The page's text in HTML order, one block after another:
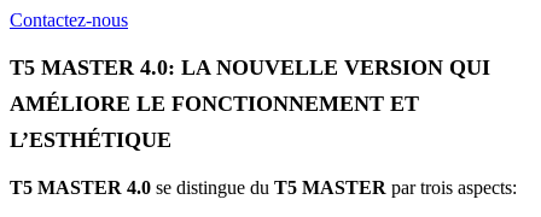
Contactez-nous
T5 MASTER 4.0: LA NOUVELLE VERSION QUI
AMÉLIORE LE FONCTIONNEMENT ET
L’ESTHÉTIQUE
T5 MASTER 4.0 se distingue du T5 MASTER par trois aspects: